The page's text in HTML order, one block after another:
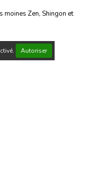
moines Zen, Shingon et
Autoriser